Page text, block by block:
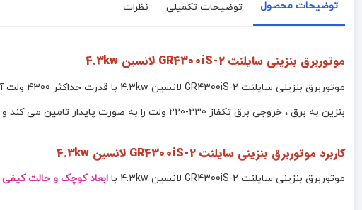
توضیحات محصول توضیحات تکمیلی نظرات
موتوربرق بنزینی سایلنت GR4300iS-2 لانسین 4.3kw
بنزین به برق ، خروجی برق تکفاز 230-220 ولت را به صورت پایدار تامین می کند و به دلیل داشتن برد اینورتر ، قابل استفاده برای تمام مصرف کننده های حساس می باشد .
کاربرد موتوربرق بنزینی سایلنت GR4300iS-2 لانسین 4.3kw
موتوربرق بنزینی سایلنت GR4300iS-2 لانسین 4.3kw با ابعاد کوچک و حالت کیفی